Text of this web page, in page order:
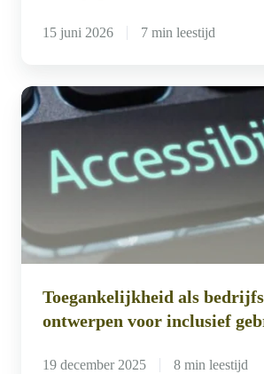
15 juni 2026 7 min leestijd
Toegankelijkheid
als
bedrijfsstrategie:
ontwerpen
inclusief
gebruik
Toegankelijkheid als
ontwerpen voor inclusief
19 december 2025 8 min leestijd